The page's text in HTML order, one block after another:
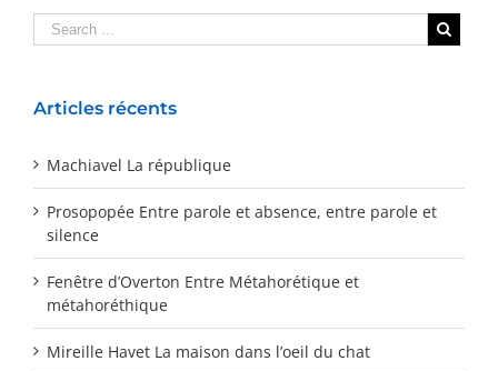
Articles récents
Machiavel La république
Prosopopée Entre parole et absence, entre parole et
silence
Fenêtre d’Overton Entre Métahorétique et
métahoréthique
Mireille Havet La maison dans l’oeil du chat